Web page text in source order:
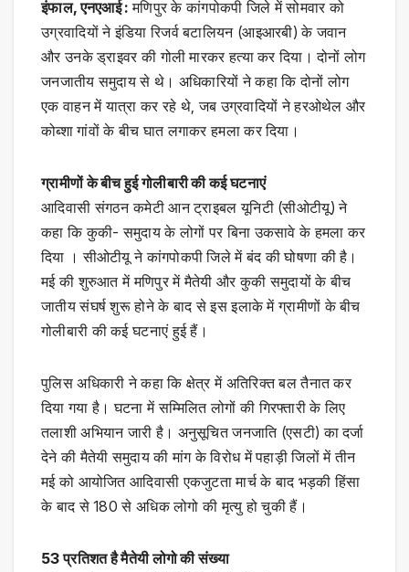
इंफाल, एनएआई :मणिपुर के कांगपोकपी जिले में सोमवार को
उग्रवादियों ने इंडिया रिजर्व बटालियन (आइआरबी) के जवान
और उनके ड्राइवर की गोली मारकर हत्या कर दिया। दोनों लोग
जनजातीय समुदाय से थे। अधिकारियों ने कहा कि दोनों लोग
एक वाहन में यात्रा कर रहे थे, जब उग्रवादियों ने हरओथेल और
कोब्शा गांवों के बीच घात लगाकर हमला कर दिया।
ग्रामीणों के बीच हुई गोलीबारी की कई घटनाएं
आदिवासी संगठन कमेटी आन ट्राइबल यूनिटी (सीओटीयू) ने
कहा कि कुकी- समुदाय के लोगों पर बिना उकसावे के हमला कर
दिया । सीओटीयू ने कांगपोकपी जिले में बंद की घोषणा की है।
मई की शुरुआत में मणिपुर में मैतेयी और कुकी समुदायों के बीच
जातीय संघर्ष शुरू होने के बाद से इस इलाके में ग्रामीणों के बीच
गोलीबारी की कई घटनाएं हुई हैं।
पुलिस अधिकारी ने कहा कि क्षेत्र में अतिरिक्त बल तैनात कर
दिया गया है। घटना में सम्मिलित लोगों की गिरफ्तारी के लिए
तलाशी अभियान जारी है। अनुसूचित जनजाति (एसटी) का दर्जा
देने की मैतेयी समुदाय की मांग के विरोध में पहाड़ी जिलों में तीन
मई को आयोजित आदिवासी एकजुटता मार्च के बाद भड़की हिंसा
के बाद से 180 से अधिक लोगो की मृत्यु हो चुकी हैं।
53 प्रतिशत है मैतेयी लोगो की संख्या